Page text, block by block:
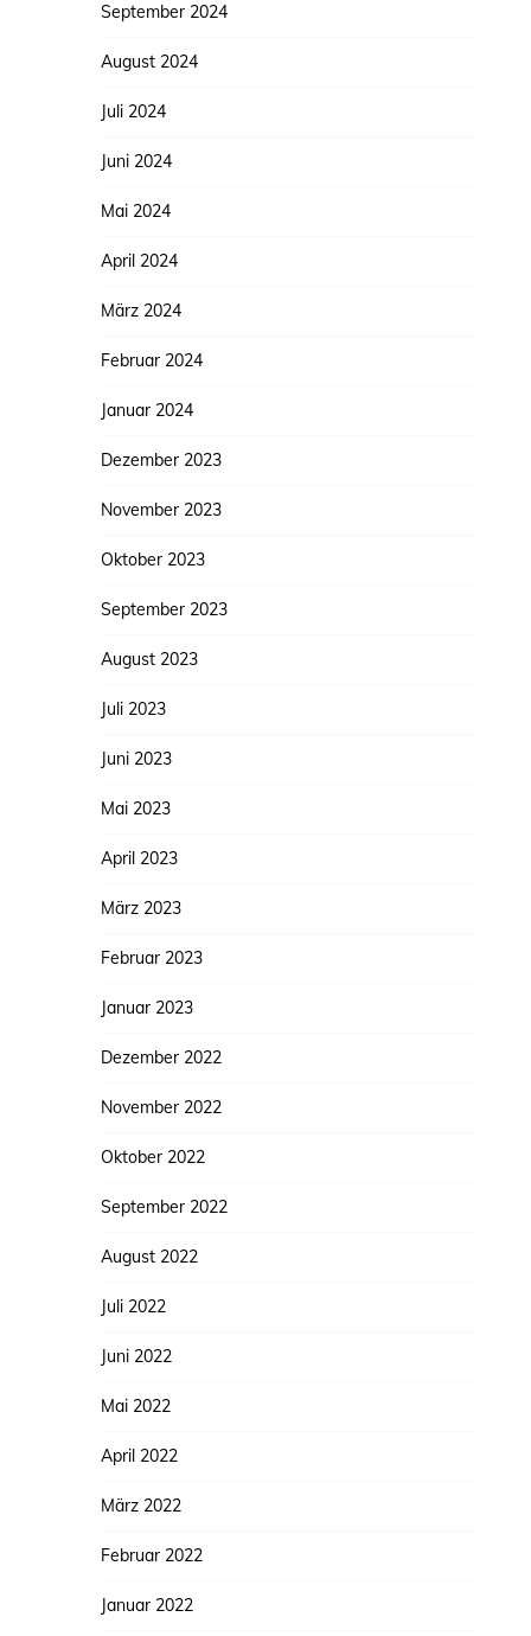
September 2024
August 2024
Juli 2024
Juni 2024
Mai 2024
April 2024
März 2024
Februar 2024
Januar 2024
Dezember 2023
November 2023
Oktober 2023
September 2023
August 2023
Juli 2023
Juni 2023
Mai 2023
April 2023
März 2023
Februar 2023
Januar 2023
Dezember 2022
November 2022
Oktober 2022
September 2022
August 2022
Juli 2022
Juni 2022
Mai 2022
April 2022
März 2022
Februar 2022
Januar 2022